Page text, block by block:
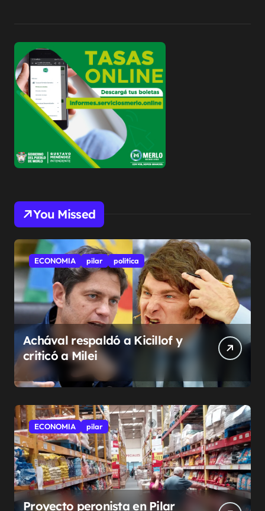
You Missed
ECONOMIA pilar politíca
Achával respaldó a Kicillof y
criticó a Milei
ECONOMIA pilar
Proyecto peronista en Pilar